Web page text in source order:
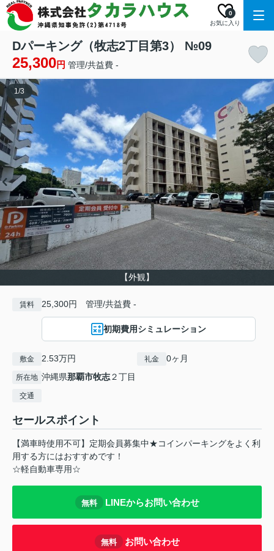
お気に入り
0
Dパーキング（牧志2丁目第3） №09
25,300円 管理/共益費 -
【外観】
1/3
賃料 25,300円 管理/共益費 -
初期費用シミュレーション
敷金 2.53万円 礼金 0ヶ月
所在地 沖縄県那覇市牧志２丁目
交通
セールスポイント
【満車時使用不可】定期会員募集中★コインパーキングをよく利
用する方にはおすすめです！
☆軽自動車専用☆
無料 LINEからお問い合わせ
無料 お問い合わせ